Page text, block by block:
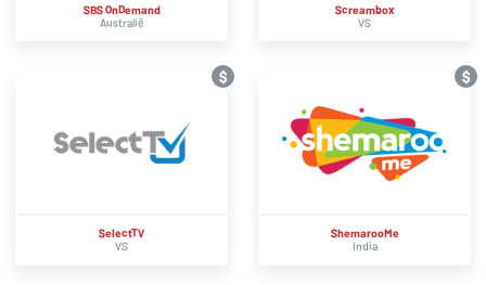
SBS OnDemand
Australië
Screambox
VS
$
SelectTV
VS
$
ShemarooMe
India